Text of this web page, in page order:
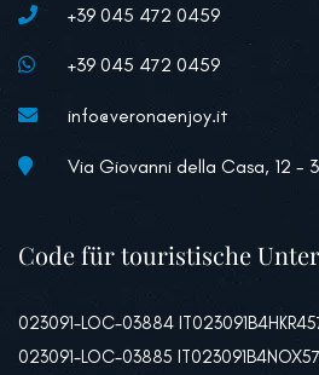
+39 045 472 0459
+39 045 472 0459
info@veronaenjoy.it
Via Giovanni della Casa, 12 -
Code für touristische
023091-LOC-03884
023091-LOC-03885